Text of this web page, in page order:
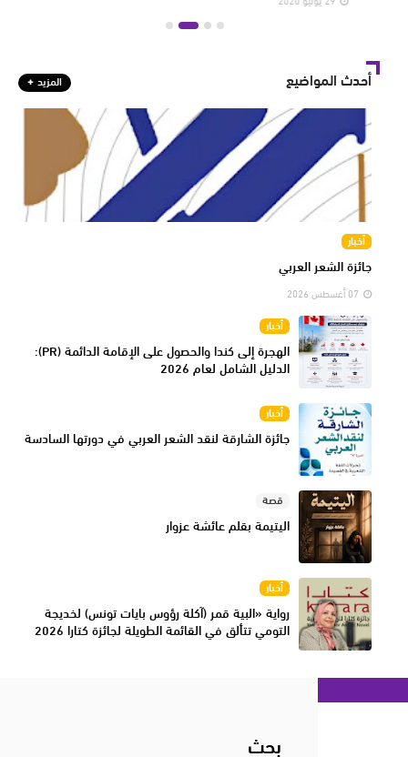
أحدث المواضيع المزيد
أخبار
جائزة الشعر العربي
07 أغسطس 2026
أخبار
الهجرة إلى كندا والحصول على الإقامة الدائمة (PR):
الدليل الشامل لعام 2026
أخبار
جائزة الشارقة لنقد الشعر العربي في دورتها السادسة
قصة
اليتيمة بقلم عائشة عزوار
أخبار
رواية «البية قمر (آكلة رؤوس بايات تونس) لخديجة
التومي تتألق في القائمة الطويلة لجائزة كتارا 2026
بحث